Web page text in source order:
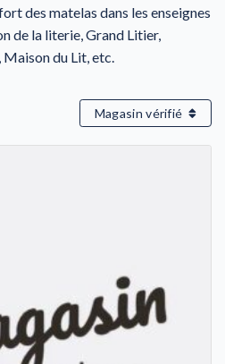
des matelas dans les enseignes
de la literie, Grand Litier,
du Lit, etc.
Magasin vérifié